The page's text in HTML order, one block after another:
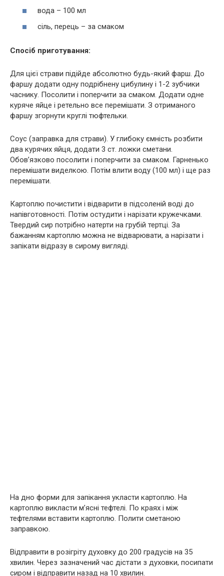
вода – 100 мл
сіль, перець – за смаком
Спосіб приготування:
Для цієї страви підійде абсолютно будь-який фарш. До
фаршу додати одну подрібнену цибулину і 1-2 зубчики
часнику. Посолити і поперчити за смаком. Додати одне
куряче яйце і ретельно все перемішати. З отриманого
фаршу згорнути круглі тюфтельки.
Соус (заправка для страви). У глибоку ємність розбити
два курячих яйця, додати 3 ст. ложки сметани.
Обов’язково посолити і поперчити за смаком. Гарненько
перемішати виделкою. Потім влити воду (100 мл) і ще раз
перемішати.
Картоплю почистити і відварити в підсоленій воді до
напівготовності. Потім остудити і нарізати кружечками.
Твердий сир потрібно натерти на грубій тертці. За
бажанням картоплю можна не відварювати, а нарізати і
запікати відразу в сирому вигляді.
На дно форми для запікання укласти картоплю. На
картоплю викласти м’ясні тефтелі. По краях і між
тефтелями вставити картоплю. Полити сметаною
заправкою.
Відправити в розігріту духовку до 200 градусів на 35
хвилин. Через зазначений час дістати з духовки, посипати
сиром і відправити назад на 10 хвилин.